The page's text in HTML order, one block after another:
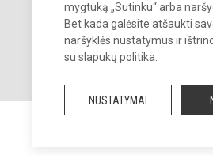
mygtuką „Sutinku“ arba
Bet kada galėsite atšaukti
naršyklės nustatymus ir
su slapukų politika
NUSTATYMAI
© 2018. Kauno Jono